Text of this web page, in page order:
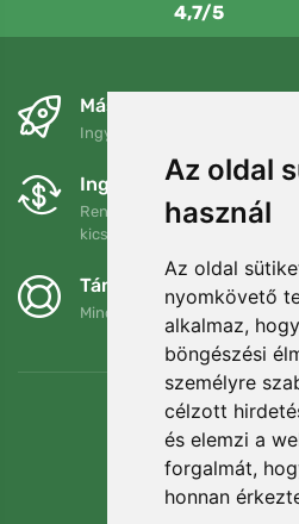
Az oldal
használ
Az oldal
nyomkövető
alkalmaz,
böngészési
személyre
célzott
és elemzi a
forgalmát,
honnan
4,7/5
Másnapra és ingyenesen
Ingyenes szállítás a következő
Ingyenes csere és
Rendelését 90 napon belül
kicserélheti.
Támogatjuk a
Minden megrendelésért